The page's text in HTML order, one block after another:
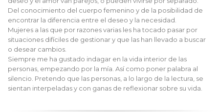
Del conocimiento del cuerpo femenino y de la posibilidad de
encontrar la diferencia entre el deseo y la necesidad.
Mujeres a las que por razones varias les ha tocado pasar por
situaciones difíciles de gestionar y que las han llevado a buscar
o desear cambios.
Siempre me ha gustado indagar en la vida interior de las
personas, empezando por la mía. Así como poner palabra al
silencio. Pretendo que las personas, a lo largo de la lectura, se
sientan interpeladas y con ganas de reflexionar sobre su vida.